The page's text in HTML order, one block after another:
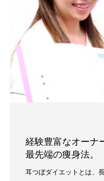
経験豊富なオーナ
最先端の痩身法。
耳つぼダイエットとは、